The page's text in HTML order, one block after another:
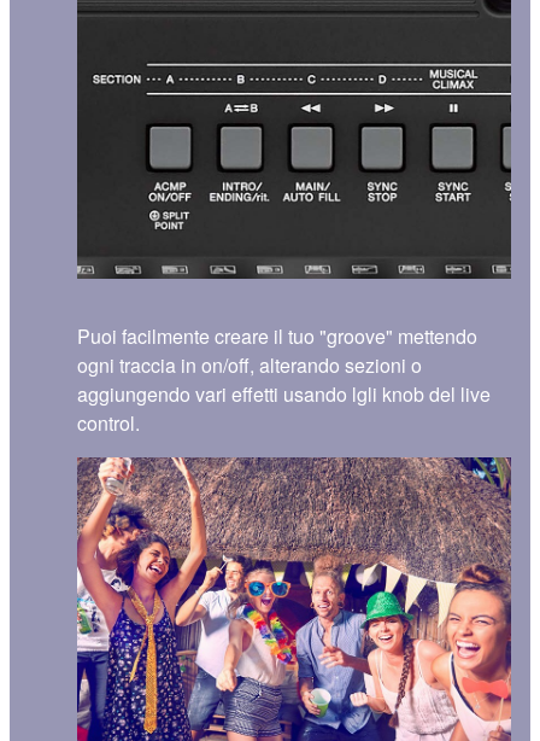
Puoi facilmente creare il tuo "groove" mettendo
ogni traccia in on/off, alterando sezioni o
aggiungendo vari effetti usando lgli knob del live
control.